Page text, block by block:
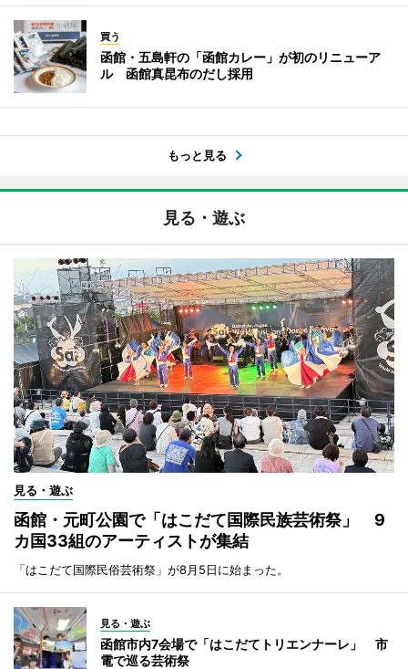
買う
函館・五島軒の「函館カレー」が初のリニューア
ル 函館真昆布のだし採用
もっと見る
見る・遊ぶ
見る・遊ぶ
函館・元町公園で「はこだて国際民族芸術祭」 9
カ国33組のアーティストが集結
「はこだて国際民俗芸術祭」が8月5日に始まった。
見る・遊ぶ
函館市内7会場で「はこだてトリエンナーレ」 市
電で巡る芸術祭